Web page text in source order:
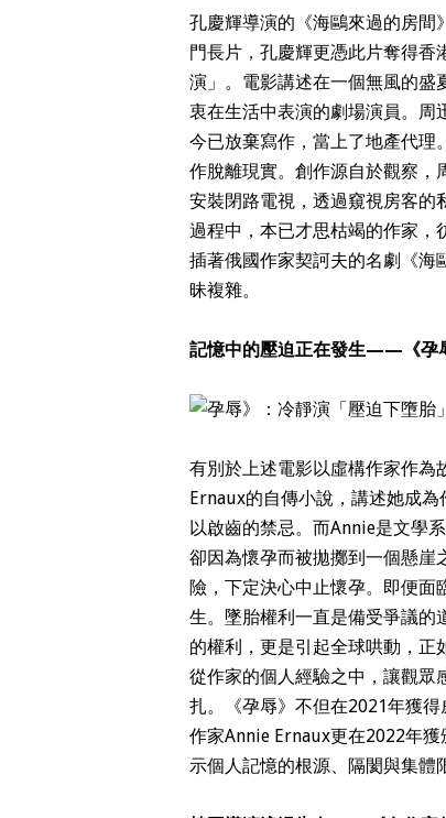
孔慶輝導演的《海鷗來過的房間
門長片，孔慶輝更憑此片奪得
演」。電影講述在一個無風的盛
衷在生活中表演的劇場演員。周
今已放棄寫作，當上了地產代理
作脫離現實。創作源自於觀察，
安裝閉路電視，透過窺視房客的
過程中，本已才思枯竭的作家，
插著俄國作家契訶夫的名劇《海
昧複雜。
記憶中的壓迫正在發生——《孕
有別於上述電影以虛構作家作為
Ernaux的自傳小說，講述她成
以啟齒的禁忌。而Annie是文學
卻因為懷孕而被拋擲到一個懸崖
險，下定決心中止懷孕。即便面
生。墜胎權利一直是備受爭議的
的權利，更是引起全球哄動，正
從作家的個人經驗之中，讓觀眾
扎。《孕辱》不但在2021年獲
作家Annie Ernaux更在2022年
示個人記憶的根源、隔閡與集體